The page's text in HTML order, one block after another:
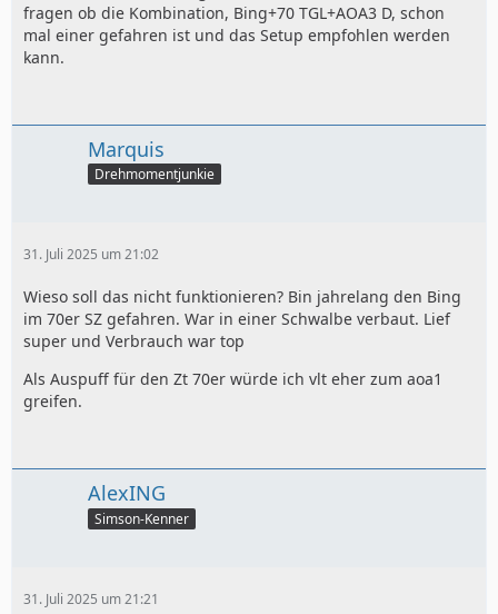
fragen ob die Kombination, Bing+70 TGL+AOA3 D, schon
mal einer gefahren ist und das Setup empfohlen werden
kann.
Marquis
Drehmomentjunkie
31. Juli 2025 um 21:02
Wieso soll das nicht funktionieren? Bin jahrelang den Bing
im 70er SZ gefahren. War in einer Schwalbe verbaut. Lief
super und Verbrauch war top
Als Auspuff für den Zt 70er würde ich vlt eher zum aoa1
greifen.
AlexING
Simson-Kenner
31. Juli 2025 um 21:21